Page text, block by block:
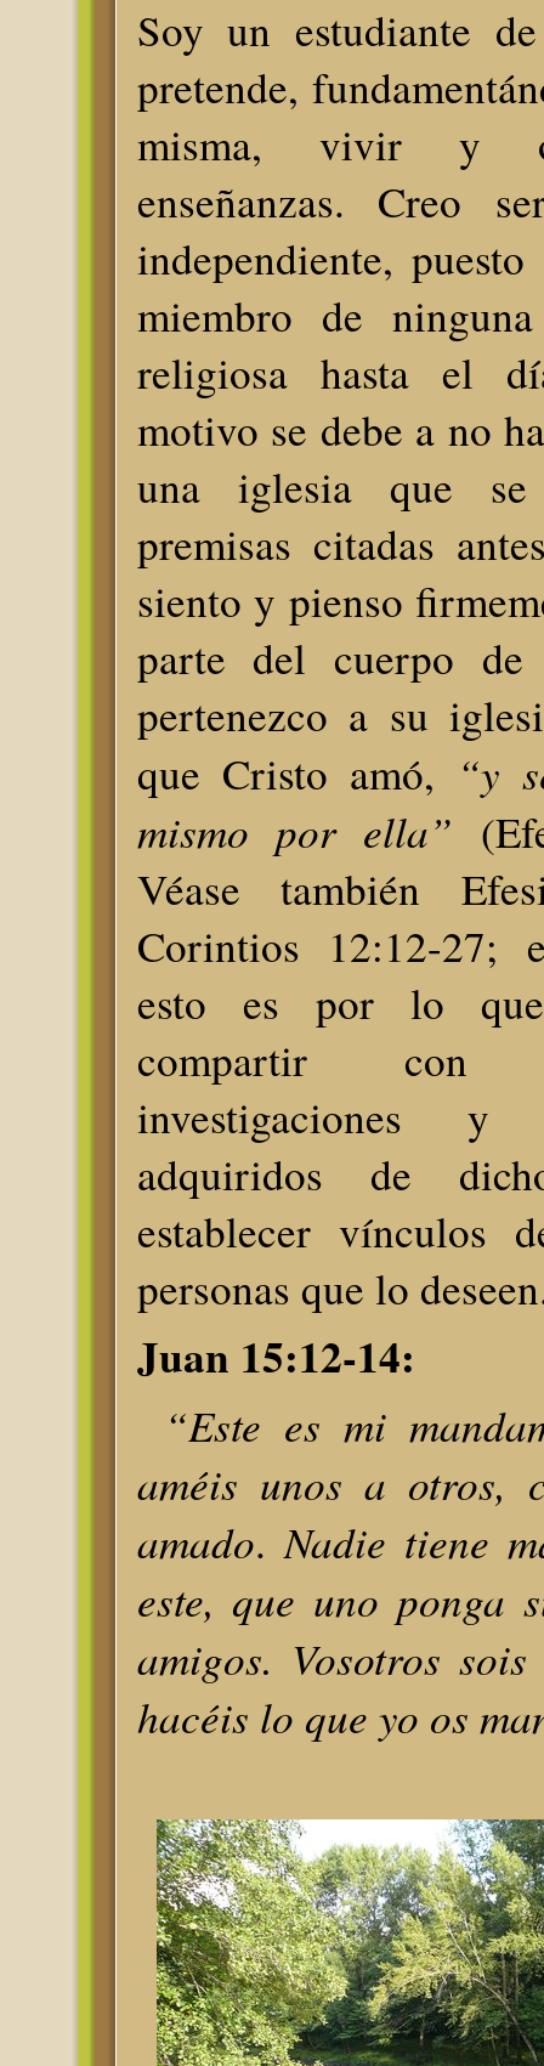
Soy un estudiante
pretende,
misma, vivir y
enseñanzas. Creo
independiente,
miembro de
religiosa hasta el
motivo se debe a no
una iglesia que
premisas citadas
siento y pienso
parte del cuerpo
pertenezco a su
que Cristo amó, “y
mismo por ella”
Véase también
Corintios 12:12-27;
esto es por lo
compartir
investigaciones y
adquiridos de
establecer vínculos
personas que lo
Juan 15:12-14:
“Este es mi
améis unos a otros,
amado.Nadie tiene
este, que uno ponga
amigos. Vosotros
hacéis lo que yo os